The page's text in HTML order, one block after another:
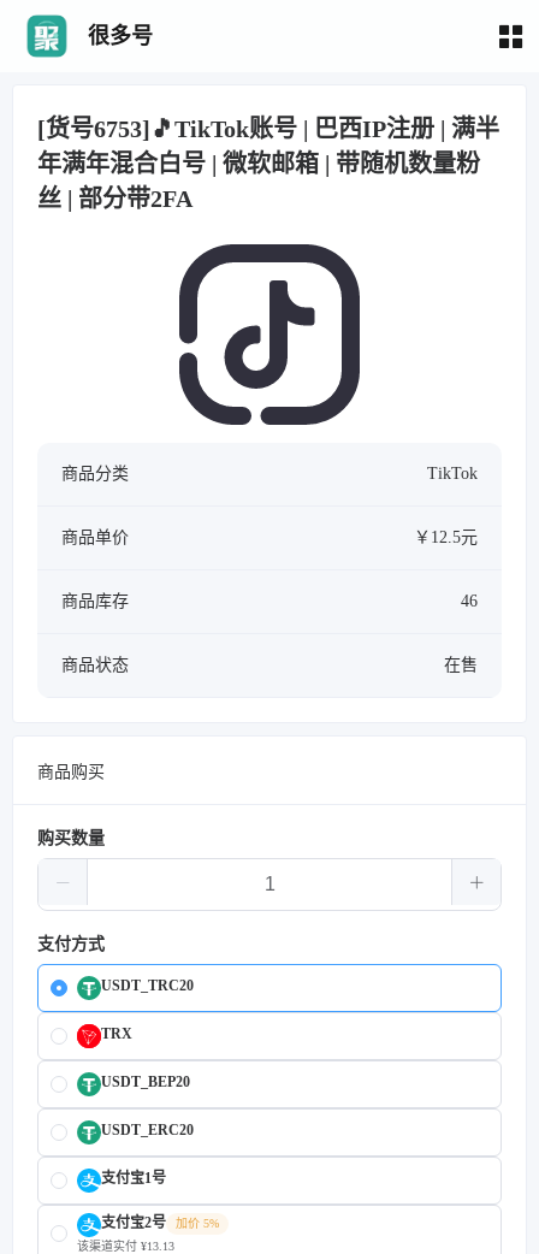
很多号
[货号6753]🎵TikTok账号 | 巴西IP注册 | 满半
年满年混合白号 | 微软邮箱 | 带随机数量粉
丝 | 部分带2FA
商品分类 TikTok
商品单价 ￥12.5元
商品库存 46
商品状态 在售
商品购买
购买数量
支付方式
USDT_TRC20
TRX
USDT_BEP20
USDT_ERC20
支付宝1号
支付宝2号
加价 5%
该渠道实付 ¥13.13